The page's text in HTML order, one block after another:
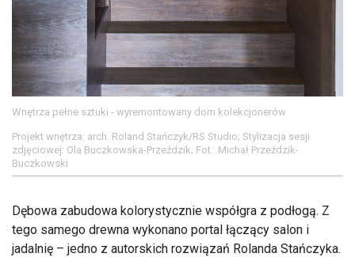
Wnętrza pełne sztuki - wyremontowany dom kolekcjonerów
Projekt wnętrza: arch. Roland Stańczyk/RS Studio; Stylizacja sesji
zdjęciowej: Ola Buczkowska-Przeździk; Fot.: Michał Przeździk-
Buczkowski
Dębowa zabudowa kolorystycznie współgra z podłogą. Z
tego samego drewna wykonano portal łączący salon i
jadalnię – jedno z autorskich rozwiązań Rolanda Stańczyka.